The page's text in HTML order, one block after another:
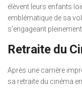
élèvent leurs enfants
emblématique de sa
s’engageant
Retraite du
Après une carrière
sa retraite du cinéma